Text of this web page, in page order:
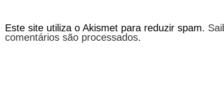
Este site utiliza o Akismet para reduzir spam.
comentários são processados.